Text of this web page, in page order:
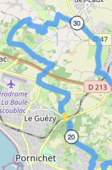
20
30